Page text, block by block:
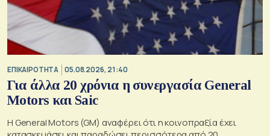
ΕΠΙΚΑΙΡΟΤΗΤΑ 05.08.2026, 21:40
Για άλλα 20 χρόνια η συνεργασία General
Motors και Saic
Η General Motors (GM) αναφέρει ότι η κοινοπραξία έχει